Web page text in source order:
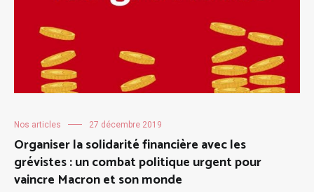
Nos articles 27 décembre 2019
Organiser la solidarité financière avec les
grévistes : un combat politique urgent pour
vaincre Macron et son monde